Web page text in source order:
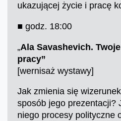
ukazującej życie i pracę
■ godz. 18:00
„Ala Savashevich.
pracy”
[wernisaż wystawy]
Jak zmienia się
sposób jego prezentacji?
niego procesy polityczne